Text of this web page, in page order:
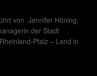
von Jennifer Höning,
der Stadt
Pfalz – Land in